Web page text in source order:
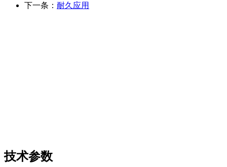
下一条： 耐久应用
技术参数